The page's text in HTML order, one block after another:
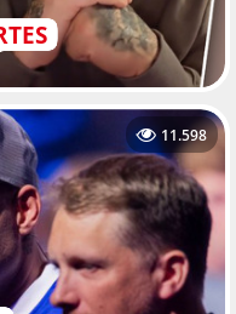
11.598